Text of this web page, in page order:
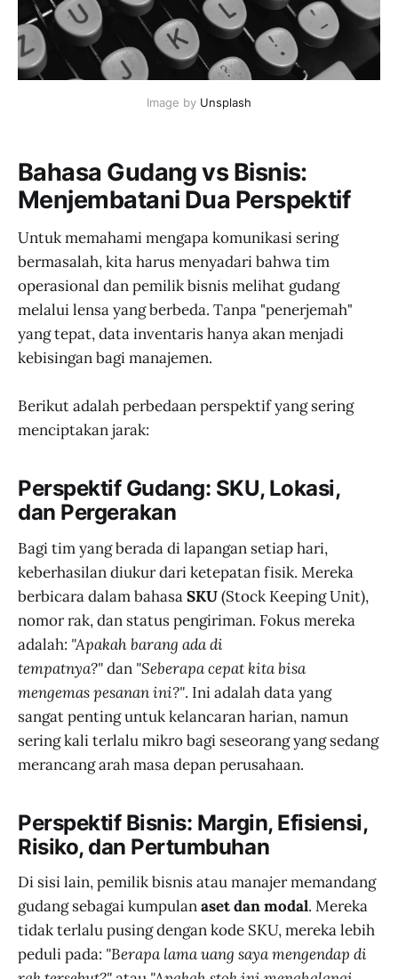
Image by Unsplash
Bahasa Gudang vs Bisnis:
Menjembatani Dua Perspektif
Untuk memahami mengapa komunikasi sering
bermasalah, kita harus menyadari bahwa tim
operasional dan pemilik bisnis melihat gudang
melalui lensa yang berbeda. Tanpa "penerjemah"
yang tepat, data inventaris hanya akan menjadi
kebisingan bagi manajemen.
Berikut adalah perbedaan perspektif yang sering
menciptakan jarak:
Perspektif Gudang: SKU, Lokasi,
dan Pergerakan
Bagi tim yang berada di lapangan setiap hari,
keberhasilan diukur dari ketepatan fisik. Mereka
berbicara dalam bahasaSKU(Stock Keeping Unit),
nomor rak, dan status pengiriman. Fokus mereka
adalah: "Apakah barang ada di
tempatnya?"dan "Seberapa cepat kita bisa
mengemas pesanan ini?". Ini adalah data yang
sangat penting untuk kelancaran harian, namun
sering kali terlalu mikro bagi seseorang yang sedang
merancang arah masa depan perusahaan.
Perspektif Bisnis: Margin, Efisiensi,
Risiko, dan Pertumbuhan
Di sisi lain, pemilik bisnis atau manajer memandang
gudang sebagai kumpulanaset dan modal. Mereka
tidak terlalu pusing dengan kode SKU, mereka lebih
peduli pada: "Berapa lama uang saya mengendap di